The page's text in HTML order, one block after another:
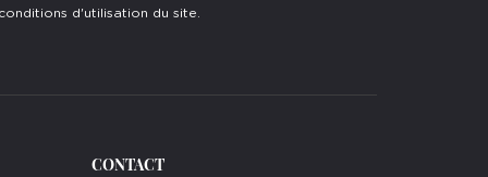
d'utilisation du site.
CONTACT